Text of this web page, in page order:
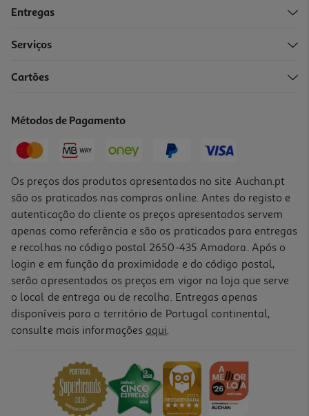
Chá Verde Auchan 25 Saquetas
Entregas
Serviços
Cartões
Métodos de Pagamento
Os preços dos produtos apresentados no site Auchan.pt
são os praticados nas compras online. Antes do registo e
autenticação do cliente os preços apresentados servem
apenas como referência e são os praticados para entregas
e recolhas no código postal 2650-435 Amadora. Após o
login e em função da proximidade e do código postal,
serão apresentados os preços em vigor na loja que serve
o local de entrega ou de recolha. Entregas apenas
disponíveis para o território de Portugal continental,
consulte mais informações aqui.